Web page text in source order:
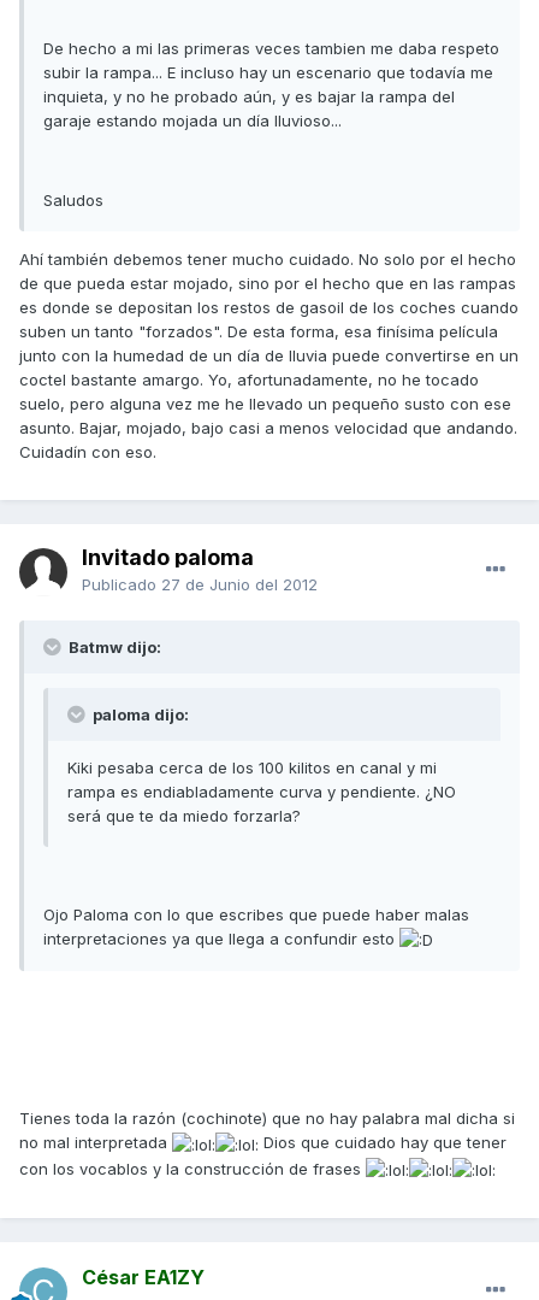
De hecho a mi las primeras veces tambien me daba respeto
subir la rampa... E incluso hay un escenario que todavía me
inquieta, y no he probado aún, y es bajar la rampa del
garaje estando mojada un día lluvioso...
Saludos
Ahí también debemos tener mucho cuidado. No solo por el hecho
de que pueda estar mojado, sino por el hecho que en las rampas
es donde se depositan los restos de gasoil de los coches cuando
suben un tanto "forzados". De esta forma, esa finísima película
junto con la humedad de un día de lluvia puede convertirse en un
coctel bastante amargo. Yo, afortunadamente, no he tocado
suelo, pero alguna vez me he llevado un pequeño susto con ese
asunto. Bajar, mojado, bajo casi a menos velocidad que andando.
Cuidadín con eso.
Invitado paloma
Publicado 27 de Junio del 2012
Batmw dijo:
paloma dijo:
Kiki pesaba cerca de los 100 kilitos en canal y mi
rampa es endiabladamente curva y pendiente. ¿NO
será que te da miedo forzarla?
Ojo Paloma con lo que escribes que puede haber malas
interpretaciones ya que llega a confundir esto
Tienes toda la razón (cochinote) que no hay palabra mal dicha si
no mal interpretada
Dios que cuidado hay que tener
con los vocablos y la construcción de frases
César EA1ZY